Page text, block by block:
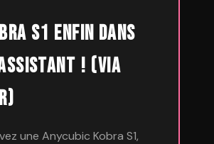
S1 enfin dans
Assistant ! (via
une Anycubic Kobra S1,